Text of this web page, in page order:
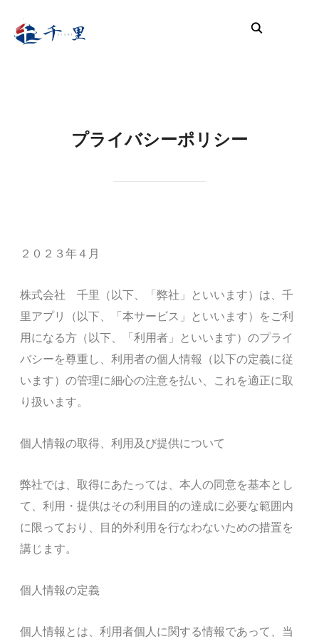
プライバシーポリシー
２０２３年４月
株式会社 千里（以下、「弊社」といいます）は、千
里アプリ（以下、「本サービス」といいます）をご利
用になる方（以下、「利用者」といいます）のプライ
バシーを尊重し、利用者の個人情報（以下の定義に従
います）の管理に細心の注意を払い、これを適正に取
り扱います。
個人情報の取得、利用及び提供について
弊社では、取得にあたっては、本人の同意を基本とし
て、利用・提供はその利用目的の達成に必要な範囲内
に限っており、目的外利用を行なわないための措置を
講じます。
個人情報の定義
個人情報とは、利用者個人に関する情報であって、当